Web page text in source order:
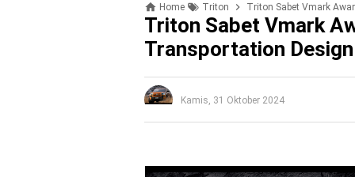
Home Triton Triton Sabet Vmark
Triton Sabet Vmark
Transportation Design
Kamis, 31 Oktober 2024